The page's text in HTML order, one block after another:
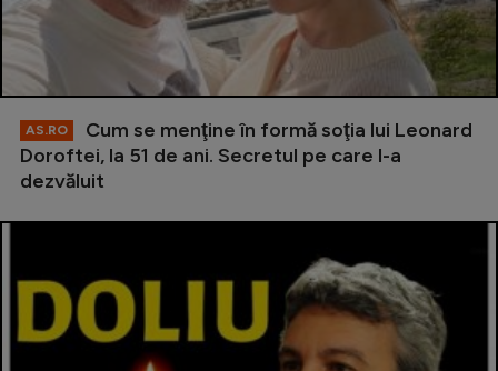
AS.RO
Cum se menţine în formă soţia lui Leonard
Doroftei, la 51 de ani. Secretul pe care l-a
dezvăluit